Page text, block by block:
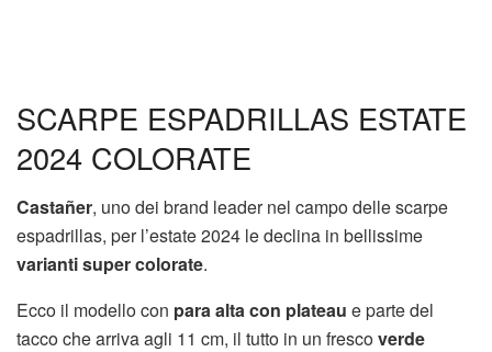
SCARPE ESPADRILLAS ESTATE
2024 COLORATE
Castañer, uno dei brand leader nel campo delle scarpe
espadrillas, per l’estate 2024 le declina in bellissime
varianti super colorate.
Ecco il modello con para alta con plateau e parte del
tacco che arriva agli 11 cm, il tutto in un frescoverde